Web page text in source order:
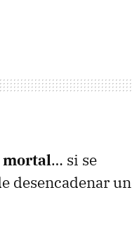
mortal… si se
desencadenar un